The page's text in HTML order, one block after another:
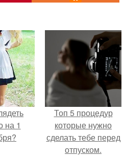
на 1
Топ 5 процедур
которые нужно
сделать тебе перед
отпуском.